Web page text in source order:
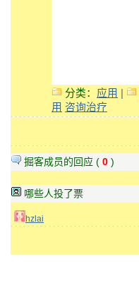
分类： 应用
用 咨询治疗
掘客成员的回应 ( 0 )
哪些人投了票
hzlai